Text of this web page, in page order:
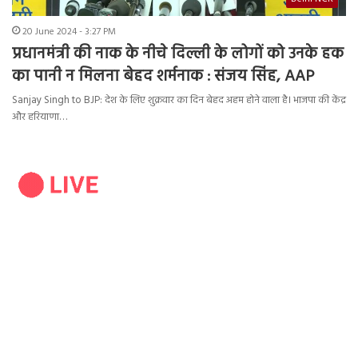
20 June 2024 - 3:27 PM
प्रधानमंत्री की नाक के नीचे दिल्ली के लोगों को उनके हक
का पानी न मिलना बेहद शर्मनाक : संजय सिंह, AAP
Sanjay Singh to BJP: देश के लिए शुक्रवार का दिन बेहद अहम होने वाला है। भाजपा की केंद्र
और हरियाणा…